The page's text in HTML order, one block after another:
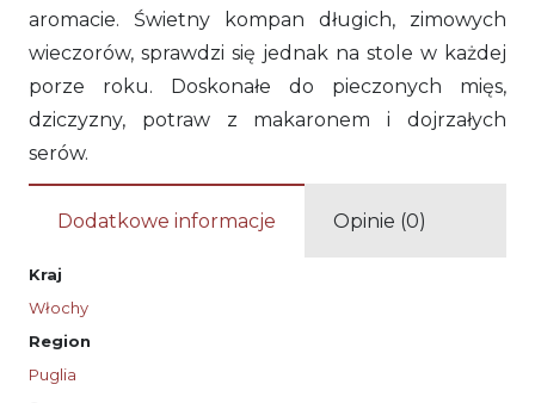
aromacie. Świetny kompan długich, zimowych
wieczorów, sprawdzi się jednak na stole w każdej
porze roku. Doskonałe do pieczonych mięs,
dziczyzny, potraw z makaronem i dojrzałych
serów.
Dodatkowe informacje Opinie (0)
Kraj
Włochy
Region
Puglia